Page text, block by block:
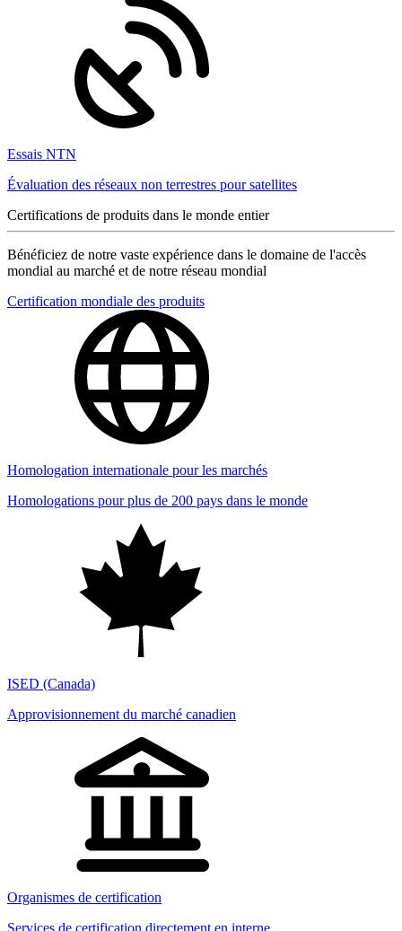
Essais NTN
Évaluation des réseaux non terrestres pour satellites
Certifications de produits dans le monde entier
Bénéficiez de notre vaste expérience dans le domaine de l'accès
mondial au marché et de notre réseau mondial
Certification mondiale des produits
Homologation internationale pour les marchés
Homologations pour plus de 200 pays dans le monde
ISED (Canada)
Approvisionnement du marché canadien
Organismes de certification
Services de certification directement en interne